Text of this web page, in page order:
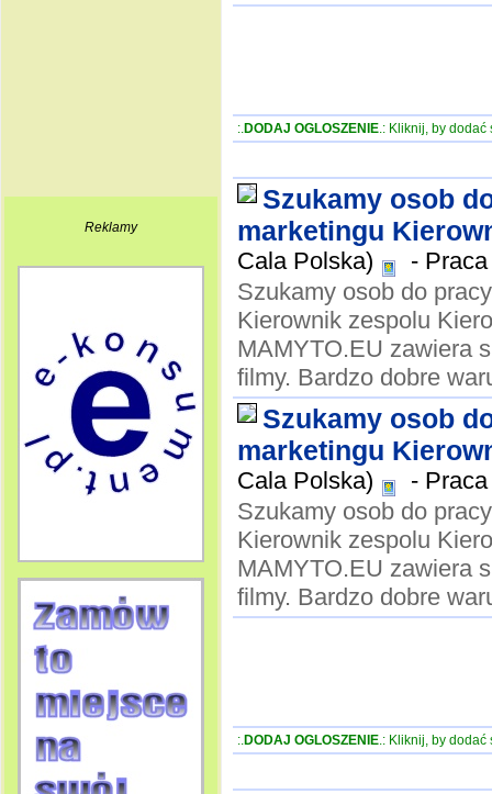
Reklamy
:.DODAJ OGLOSZENIE.: Kliknij, by dodać
Szukamy osob
marketingu
Cala Polska) -
Szukamy osob do
Kierownik zespolu
MAMYTO.EU zawiera
filmy. Bardzo dobre
Szukamy osob
marketingu
Cala Polska) -
Szukamy osob do
Kierownik zespolu
MAMYTO.EU zawiera
filmy. Bardzo dobre
:.DODAJ OGLOSZENIE.: Kliknij, by dodać